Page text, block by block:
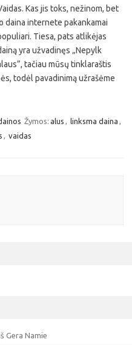
Kas jis toks, nežinom, bet
daina internete pakankamai
Tiesa, pats atlikėjas
yra užvadinęs „Nepylk
tačiau mūsų tinklaraštis
todėl pavadinimą užrašėme
Žymos: alus , linksma daina ,
, vaidas
Gera Namie